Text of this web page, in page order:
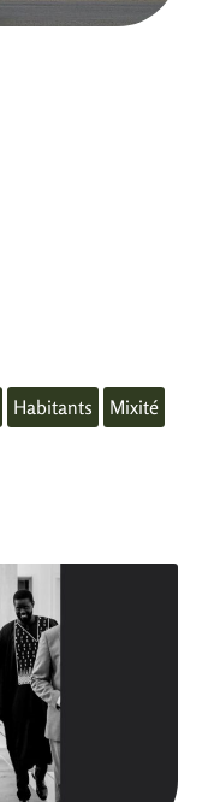
Habitants
Mixité